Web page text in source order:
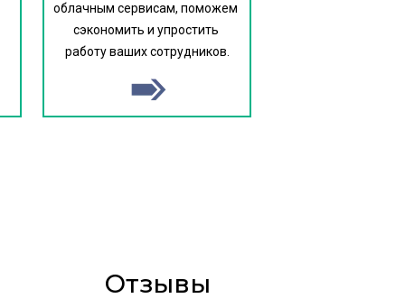
облачным сервисам, поможем
сэкономить и упростить
работу ваших сотрудников.
Отзывы